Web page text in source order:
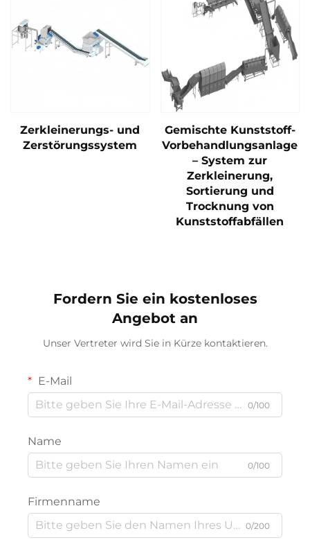
Zerkleinerungs- und
Zerstörungssystem
Gemischte Kunststoff-
Vorbehandlungsanlage
– System zur
Zerkleinerung,
Sortierung und
Trocknung von
Kunststoffabfällen
Fordern Sie ein kostenloses
Angebot an
Unser Vertreter wird Sie in Kürze kontaktieren.
E-Mail
0/100
Name
0/100
Firmenname
0/200